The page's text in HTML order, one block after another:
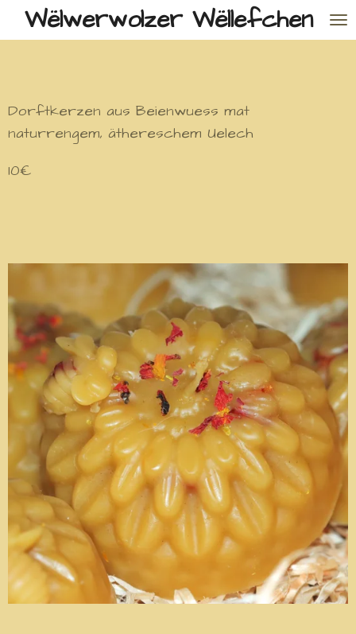
Zum
Hauptinhalt
Wëlwerwolzer Wëllefchen
Dorftkerzen aus Beienwuess mat
naturrengem, äthereschem Uelech
10€